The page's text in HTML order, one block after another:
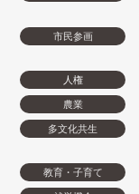
市民参画
人権
農業
多文化共生
教育・子育て